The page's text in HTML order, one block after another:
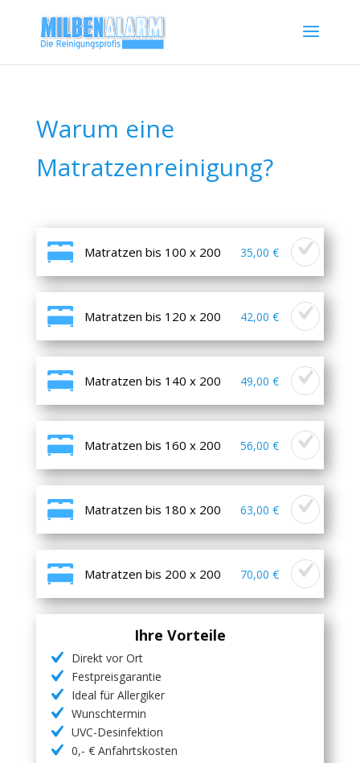
Warum eine
Matratzenreinigung?
Matratzen bis 100 x 200 35,00 €
Matratzen bis 120 x 200 42,00 €
Matratzen bis 140 x 200 49,00 €
Matratzen bis 160 x 200 56,00 €
Matratzen bis 180 x 200 63,00 €
Matratzen bis 200 x 200 70,00 €
Ihre Vorteile
Direkt vor Ort
Festpreisgarantie
Ideal für Allergiker
Wunschtermin
UVC-Desinfektion
0,- € Anfahrtskosten